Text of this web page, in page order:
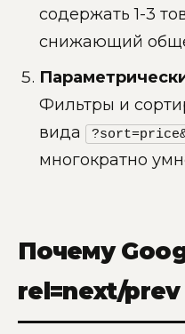
содержать 1-3
снижающий
Фильтры и
вида
многократно
Почему
rel=next/prev